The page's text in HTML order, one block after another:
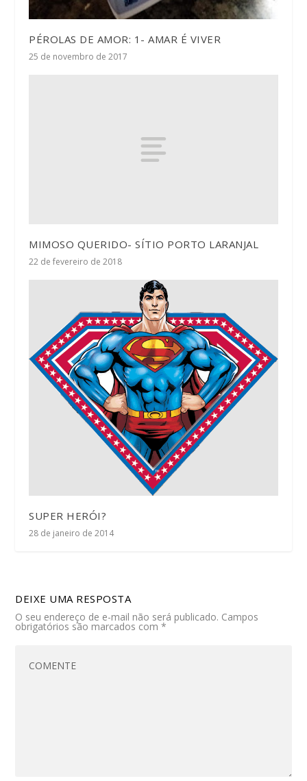
PÉROLAS DE AMOR: 1- AMAR É VIVER
25 de novembro de 2017
MIMOSO QUERIDO- SÍTIO PORTO LARANJAL
22 de fevereiro de 2018
SUPER HERÓI?
28 de janeiro de 2014
DEIXE UMA RESPOSTA
O seu endereço de e-mail não será publicado. Campos
obrigatórios são marcados com*